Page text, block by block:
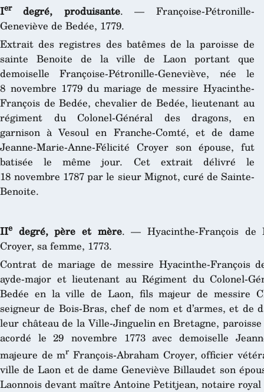
Ierdegré, produisante. — Françoise-Pétronille-
Geneviève de Bedée, 1779.
Extrait des registres des batêmes de la paroisse de
sainte Benoite de la ville de Laon portant que
demoiselle Françoise-Pétronille-Geneviève, née le
8 novembre 1779 du mariage de messire Hyacinthe-
François de Bedée, chevalier de Bedée, lieutenant au
régiment du Colonel-Général des dragons, en
garnison à Vesoul en Franche-Comté, et de dame
Jeanne-Marie-Anne-Félicité Croyer son épouse, fut
batisée le même jour. Cet extrait délivré le
18 novembre 1787 par le sieur Mignot, curé de Sainte-
Benoite.
IIe degré, père et mère. — Hyacinthe-François de
Croyer, sa femme, 1773.
Contrat de mariage de messire Hyacinthe-François
ayde-major et lieutenant au Régiment du Colonel-
Bedée en la ville de Laon, fils majeur de messire
seigneur de Bois-Bras, chef de nom et d’armes, et de
leur château de la Ville-Jinguelin en Bretagne,
acordé le 29 novembre 1773 avec demoiselle
majeure de mr François-Abraham Croyer, officier
ville de Laon et de dame Geneviève Billaudet son
Laonnois devant maître Antoine Petitjean, notaire